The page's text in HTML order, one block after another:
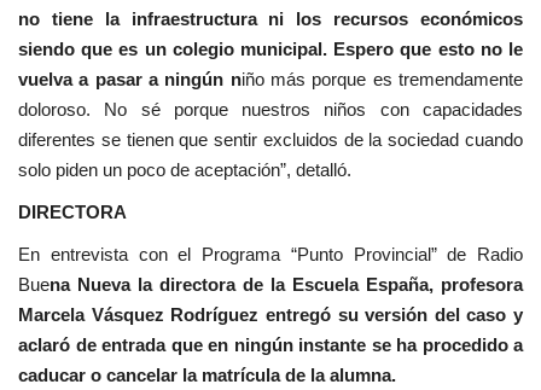
no tiene la infraestructura ni los recursos económicos
siendo que es un colegio municipal. Espero que esto no le
vuelva a pasar a ningún niño más porque es tremendamente
doloroso. No sé porque nuestros niños con capacidades
diferentes se tienen que sentir excluidos de la sociedad cuando
solo piden un poco de aceptación”, detalló.
DIRECTORA
En entrevista con el Programa “Punto Provincial” de Radio
Buena Nueva la directora de la Escuela España, profesora
Marcela Vásquez Rodríguez entregó su versión del caso y
aclaró de entrada que en ningún instante se ha procedido a
caducar o cancelar la matrícula de la alumna.